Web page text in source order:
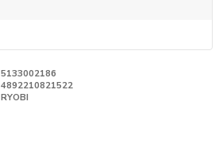
5133002186
4892210821522
RYOBI